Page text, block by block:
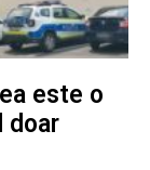
este o
doar